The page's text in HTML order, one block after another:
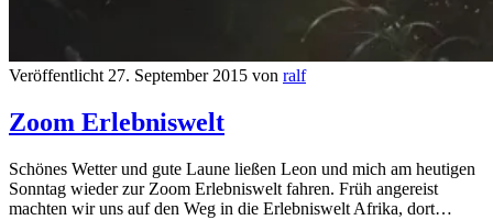
Veröffentlicht 27. September 2015 von ralf
Zoom Erlebniswelt
Schönes Wetter und gute Laune ließen Leon und mich am heutigen
Sonntag wieder zur Zoom Erlebniswelt fahren. Früh angereist
machten wir uns auf den Weg in die Erlebniswelt Afrika, dort…